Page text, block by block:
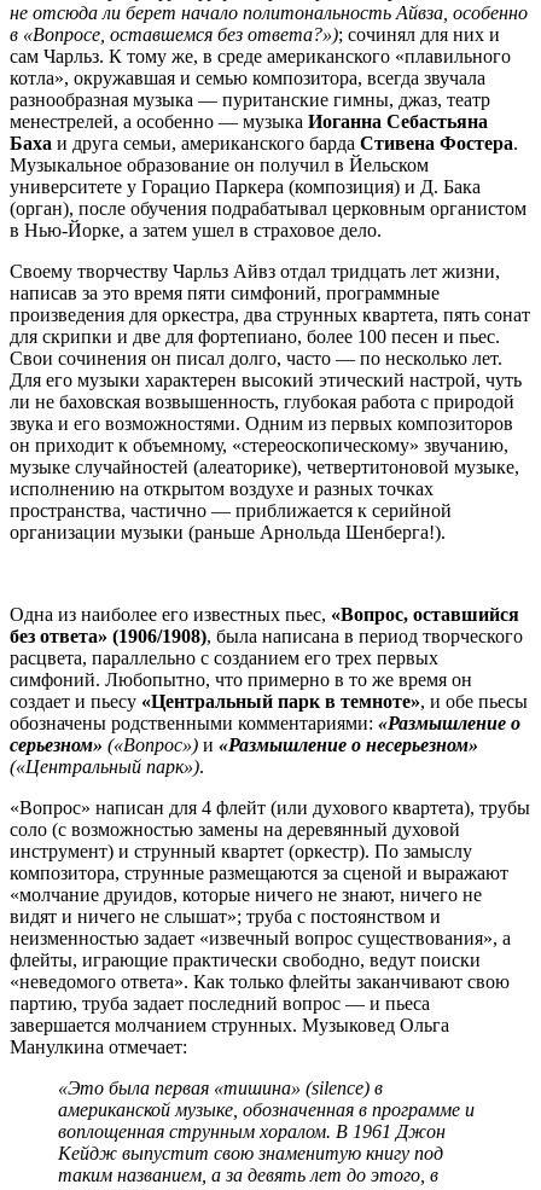
не отсюда ли берет начало политональность Айвза, особенно
в «Вопросе, оставшемся без ответа?»); сочинял для них и
сам Чарльз. К тому же, в среде американского «плавильного
котла», окружавшая и семью композитора, всегда звучала
разнообразная музыка — пуританские гимны, джаз, театр
менестрелей, а особенно — музыка Иоганна Себастьяна
Баха и друга семьи, американского барда Стивена Фостера.
Музыкальное образование он получил в Йельском
университете у Горацио Паркера (композиция) и Д. Бака
(орган), после обучения подрабатывал церковным органистом
в Нью-Йорке, а затем ушел в страховое дело.
Своему творчеству Чарльз Айвз отдал тридцать лет жизни,
написав за это время пяти симфоний, программные
произведения для оркестра, два струнных квартета, пять сонат
для скрипки и две для фортепиано, более 100 песен и пьес.
Свои сочинения он писал долго, часто — по несколько лет.
Для его музыки характерен высокий этический настрой, чуть
ли не баховская возвышенность, глубокая работа с природой
звука и его возможностями. Одним из первых композиторов
он приходит к объемному, «стереоскопическому» звучанию,
музыке случайностей (алеаторике), четвертитоновой музыке,
исполнению на открытом воздухе и разных точках
пространства, частично — приближается к серийной
организации музыки (раньше Арнольда Шенберга!).
Одна из наиболее его известных пьес, «Вопрос, оставшийся
без ответа» (1906/1908), была написана в период творческого
расцвета, параллельно с созданием его трех первых
симфоний. Любопытно, что примерно в то же время он
создает и пьесу «Центральный парк в темноте», и обе пьесы
обозначены родственными комментариями: «Размышление о
серьезном» («Вопрос») и «Размышление о несерьезном»
(«Центральный парк»).
«Вопрос» написан для 4 флейт (или духового квартета), трубы
соло (с возможностью замены на деревянный духовой
инструмент) и струнный квартет (оркестр). По замыслу
композитора, струнные размещаются за сценой и выражают
«молчание друидов, которые ничего не знают, ничего не
видят и ничего не слышат»; труба с постоянством и
неизменностью задает «извечный вопрос существования», а
флейты, играющие практически свободно, ведут поиски
«неведомого ответа». Как только флейты заканчивают свою
партию, труба задает последний вопрос — и пьеса
завершается молчанием струнных. Музыковед Ольга
Манулкина отмечает:
«Это была первая «тишина» (silence) в
американской музыке, обозначенная в программе и
воплощенная струнным хоралом. В 1961 Джон
Кейдж выпустит свою знаменитую книгу под
таким названием, а за девять лет до этого, в